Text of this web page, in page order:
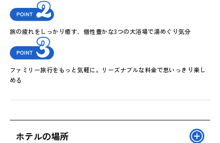
旅の疲れをしっかり癒す、個性豊かな3つの大浴場で湯めぐり気分
ファミリー旅行をもっと気軽に。リーズナブルな料金で思いっきり楽し
める
ホテルの場所